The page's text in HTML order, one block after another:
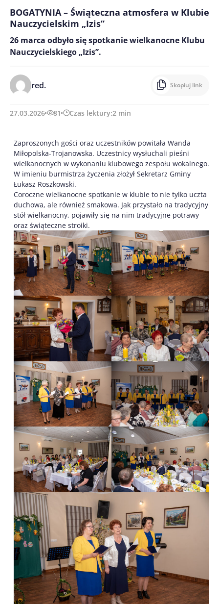
BOGATYNIA – Świąteczna atmosfera w Klubie
Nauczycielskim „Izis”
26 marca odbyło się spotkanie wielkanocne Klubu
Nauczycielskiego „Izis”.
red. Skopiuj link
27.03.2026 81 Czas lektury:2 min
Zaproszonych gości oraz uczestników powitała Wanda
Miłopolska-Trojanowska. Uczestnicy wysłuchali pieśni
wielkanocnych w wykonaniu klubowego zespołu wokalnego.
W imieniu burmistrza życzenia złożył Sekretarz Gminy
Łukasz Roszkowski.
Coroczne wielkanocne spotkanie w klubie to nie tylko uczta
duchowa, ale również smakowa. Jak przystało na tradycyjny
stół wielkanocny, pojawiły się na nim tradycyjne potrawy
oraz świąteczne stroiki.